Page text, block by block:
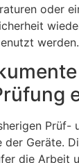
oder
werden.
Prüf-
Geräte.
die Arbeit